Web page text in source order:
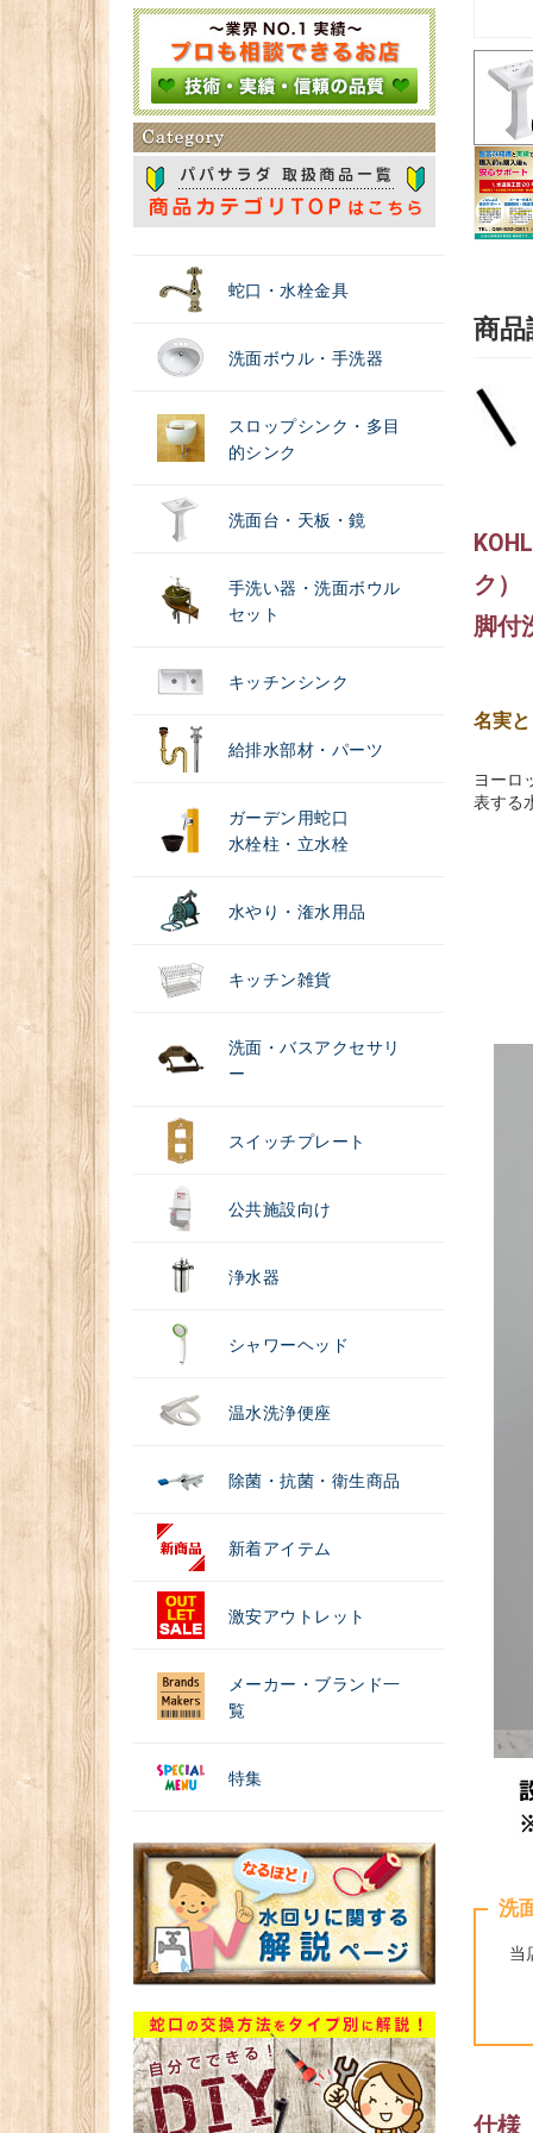
＃浄水器
蛇口・水栓金具
洗面ボウル・手洗器
スロップシンク・多目
的シンク
洗面台・天板・鏡
手洗い器・洗面ボウル
セット
キッチンシンク
給排水部材・パーツ
ガーデン用蛇口
水栓柱・立水栓
水やり・潅水用品
キッチン雑貨
洗面・バスアクセサリ
ー
スイッチプレート
公共施設向け
浄水器
シャワーヘッド
温水洗浄便座
除菌・抗菌・衛生商品
新着アイテム
激安アウトレット
メーカー・ブランド一
覧
特集
商品
ク）
脚付
名実
ヨーロ
表する
洗
当
仕様